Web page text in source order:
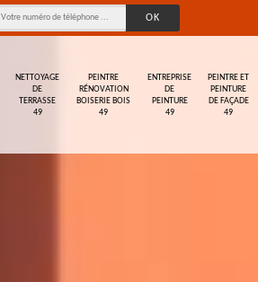
NETTOYAGE
DE
TERRASSE
49
PEINTRE
RÉNOVATION
BOISERIE BOIS
49
ENTREPRISE
DE
PEINTURE
49
PEINTRE ET
PEINTURE
DE FAÇADE
49